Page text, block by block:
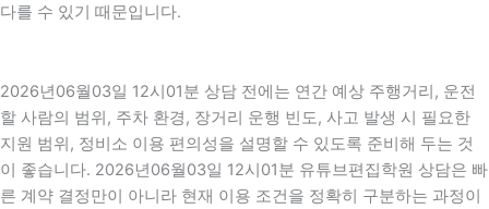
다를 수 있기 때문입니다.
2026년06월03일 12시01분 상담 전에는 연간 예상 주행거리, 운전
할 사람의 범위, 주차 환경, 장거리 운행 빈도, 사고 발생 시 필요한
지원 범위, 정비소 이용 편의성을 설명할 수 있도록 준비해 두는 것
이 좋습니다. 2026년06월03일 12시01분 유튜브편집학원 상담은 빠
른 계약 결정만이 아니라 현재 이용 조건을 정확히 구분하는 과정이